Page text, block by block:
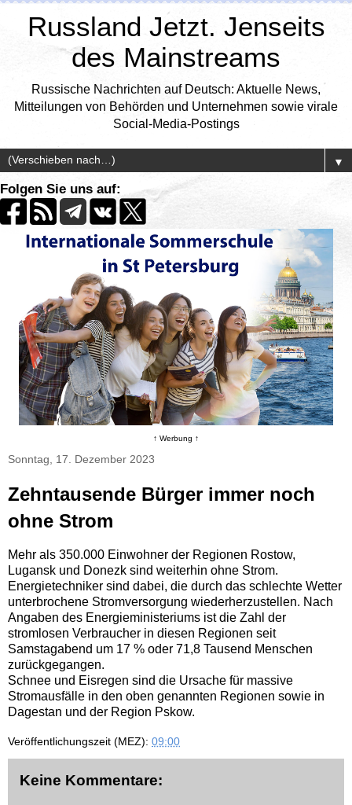
Russland Jetzt. Jenseits
des Mainstreams
Russische Nachrichten auf Deutsch: Aktuelle News,
Mitteilungen von Behörden und Unternehmen sowie virale
Social-Media-Postings
▼
Folgen Sie uns auf:
↑ Werbung ↑
Sonntag, 17. Dezember 2023
Zehntausende Bürger immer noch
ohne Strom
Mehr als 350.000 Einwohner der Regionen Rostow,
Lugansk und Donezk sind weiterhin ohne Strom.
Energietechniker sind dabei, die durch das schlechte Wetter
unterbrochene Stromversorgung wiederherzustellen. Nach
Angaben des Energieministeriums ist die Zahl der
stromlosen Verbraucher in diesen Regionen seit
Samstagabend um 17 % oder 71,8 Tausend Menschen
zurückgegangen.
Schnee und Eisregen sind die Ursache für massive
Stromausfälle in den oben genannten Regionen sowie in
Dagestan und der Region Pskow.
Veröffentlichungszeit (MEZ): 09:00
Keine Kommentare: